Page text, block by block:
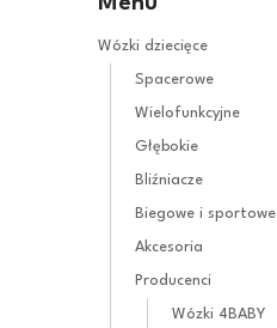
Wózki dziecięce
Spacerowe
Wielofunkcyjne
Głębokie
Bliźniacze
Biegowe i sportowe
Akcesoria
Producenci
Wózki 4BABY